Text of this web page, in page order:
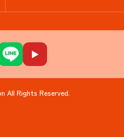
All Rights Reserved.